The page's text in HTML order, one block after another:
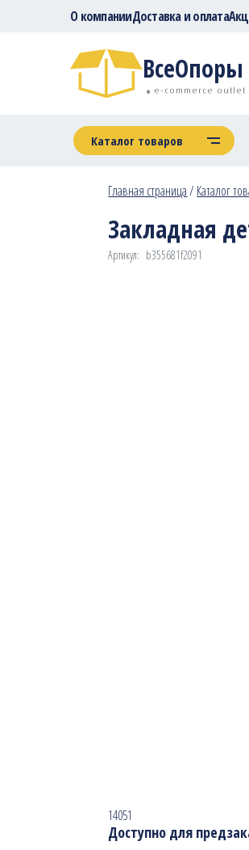
О компанииДоставка и оплата
ВсеОпоры
e-commerce outlet
Каталог товаров
Главная страница/Каталог
Закладная
Артикул: b355681f2091
14051
Доступно для